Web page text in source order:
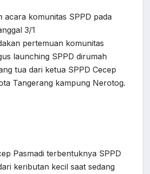
acara komunitas SPPD pada
3/1
pertemuan komunitas
launching SPPD dirumah
tua dari ketua SPPD Cecep
Tangerang kampung Nerotog.
Pasmadi terbentuknya SPPD
keributan kecil saat sedang